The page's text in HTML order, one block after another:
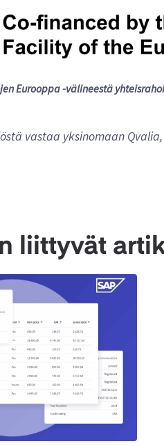
Eurooppa -välineestä
vastaa yksinomaan
liittyvät